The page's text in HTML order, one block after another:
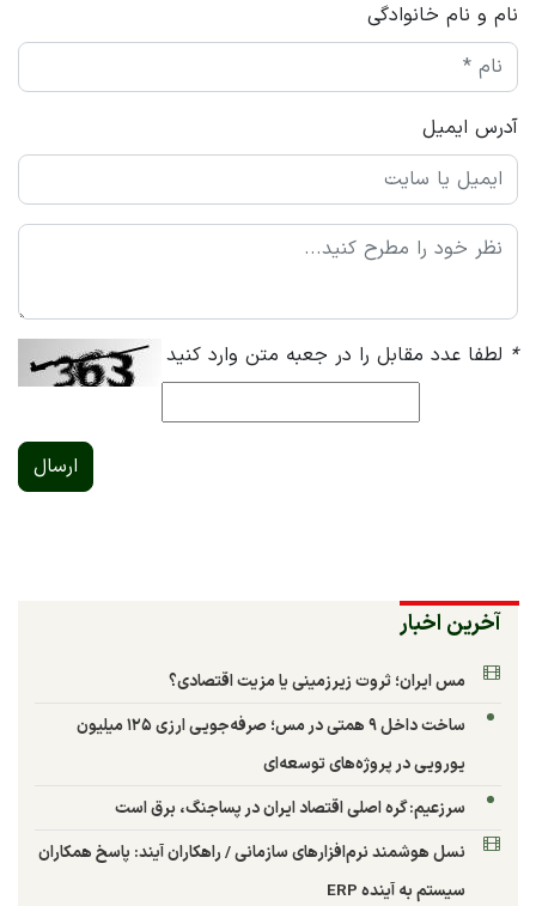
نام و نام خانوادگی
آدرس ایمیل
* لطفا عدد مقابل را در جعبه متن وارد کنید
ارسال
آخرین اخبار
مس ایران؛ ثروت زیرزمینی یا مزیت اقتصادی؟
ساخت داخل ۹ همتی در مس؛ صرفه‌جویی ارزی ۱۲۵ میلیون
یورویی در پروژه‌های توسعه‌ای
سرزعیم: گره اصلی اقتصاد ایران در پساجنگ، برق است
نسل هوشمند نرم‌افزارهای سازمانی / راهکاران آیند: پاسخ همکاران
سیستم به آینده ERP